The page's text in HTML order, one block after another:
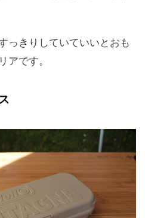
っきりしていていいとおも
アです。